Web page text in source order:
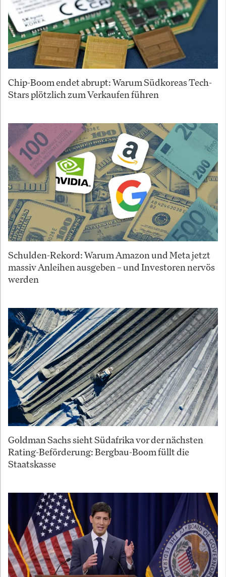
Chip-Boom endet abrupt: Warum Südkoreas Tech-
Stars plötzlich zum Verkaufen führen
Schulden-Rekord: Warum Amazon und Meta jetzt
massiv Anleihen ausgeben – und Investoren nervös
werden
Goldman Sachs sieht Südafrika vor der nächsten
Rating-Beförderung: Bergbau-Boom füllt die
Staatskasse